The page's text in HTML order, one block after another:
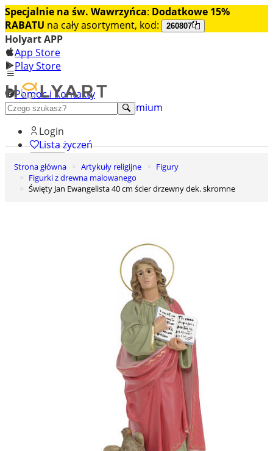
Specjalnie na św. Wawrzyńca: Dodatkowe 15%
RABATU na cały asortyment, kod: 260807
Holyart APP
App Store
Play Store
Pomoc i Kontakty
+48 222 922 860
Odkryj premium
Login
Lista życzeń
0
Koszyk
Strona główna Artykuły religijne
Figury
Figurki z drewna malowanego
Święty Jan Ewangelista 40 cm ścier drzewny dek. skromne